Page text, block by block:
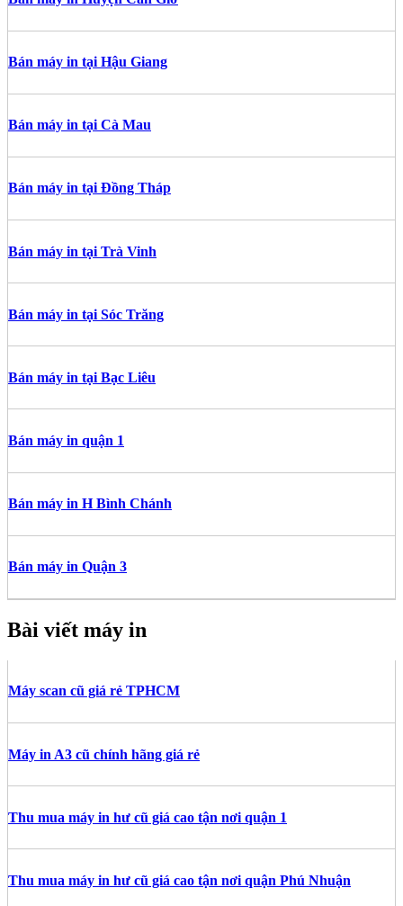
Bán máy in tại Hậu Giang
Bán máy in tại Cà Mau
Bán máy in tại Đồng Tháp
Bán máy in tại Trà Vinh
Bán máy in tại Sóc Trăng
Bán máy in tại Bạc Liêu
Bán máy in quận 1
Bán máy in H Bình Chánh
Bán máy in Quận 3
Bài viết máy in
Máy scan cũ giá rẻ TPHCM
Máy in A3 cũ chính hãng giá rẻ
Thu mua máy in hư cũ giá cao tận nơi quận 1
Thu mua máy in hư cũ giá cao tận nơi quận Phú Nhuận